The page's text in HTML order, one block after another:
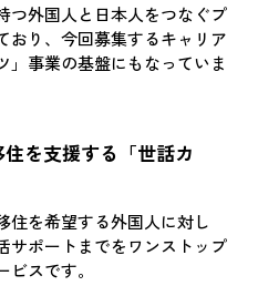
つ外国人と日本人をつなぐプ
おり、今回募集するキャリア
」事業の基盤にもなっていま
を支援する「世話カ
住を希望する外国人に対し
サポートまでをワンストップ
スです。